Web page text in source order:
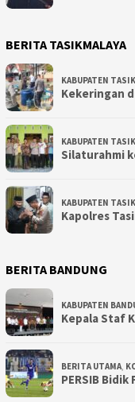
BERITA TASIKMALAYA
KABUPATEN
Kekeringan
KABUPATEN
Silaturahmi
KABUPATEN
Kapolres
BERITA BANDUNG
KABUPATEN
Kepala Staf
BERITA UTAMA
PERSIB